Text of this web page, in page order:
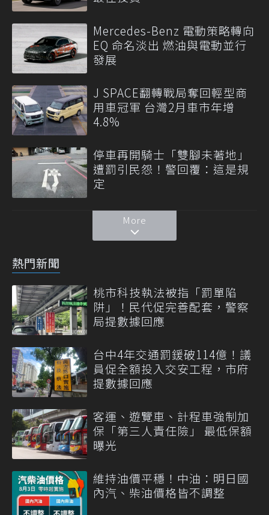
Mercedes-Benz 電動策略轉向
EQ 命名淡出 燃油與電動並行
發展
J SPACE翻轉戰局奪回輕型商
用車冠軍 台灣2月車市年增
4.8%
停車再開騎士「雙腳未著地」
遭罰引民怨！警回覆：這是規
定
More
熱門新聞
桃市科技執法被指「罰單陷
阱」！民代促完善配套，警察
局提數據回應
台中4年交通罰鍰破114億！議
員促全額投入交安工程，市府
提數據回應
客運、遊覽車、計程車強制加
保「第三人責任險」 最低保額
曝光
維持油價平穩！中油：明日國
內汽、柴油價格皆不調整